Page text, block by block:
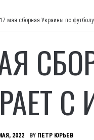
17 мая сборная Украины по
2022 BY ПЕТР ЮРЬЕВ